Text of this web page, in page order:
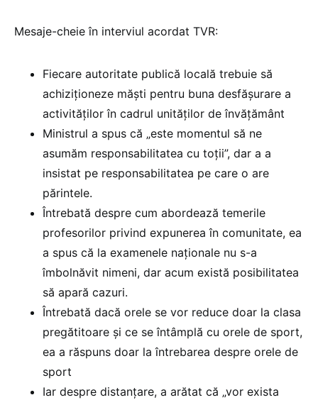
Mesaje-cheie în interviul acordat TVR:
Fiecare autoritate publică locală trebuie să
achiziționeze măști pentru buna desfășurare a
activităților în cadrul unităților de învățământ
Ministrul a spus că „este momentul să ne
asumăm responsabilitatea cu toții”, dar a a
insistat pe responsabilitatea pe care o are
părintele.
Întrebată despre cum abordează temerile
profesorilor privind expunerea în comunitate, ea
a spus că la examenele naționale nu s-a
îmbolnăvit nimeni, dar acum există posibilitatea
să apară cazuri.
Întrebată dacă orele se vor reduce doar la clasa
pregătitoare și ce se întâmplă cu orele de sport,
ea a răspuns doar la întrebarea despre orele de
sport
Iar despre distanțare, a arătat că „vor exista